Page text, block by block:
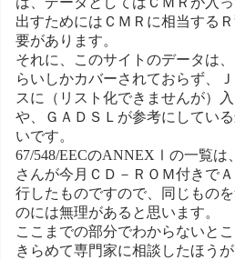
出すためにはＣＭＲに相当する
要があります。
それに、このサイトのデータは
らいしかカバーされておらず、
スに（リスト化できませんが）
や、ＧＡＤＳＬが参考にしてい
いです。
67/548/EECのANNEXⅠの一覧は
さんが今月ＣＤ－ＲＯＭ付きで
行したものですので、同じもの
のには無理があると思います。
ここまでの部分でわからないと
きらめて専門家に相談したほうが